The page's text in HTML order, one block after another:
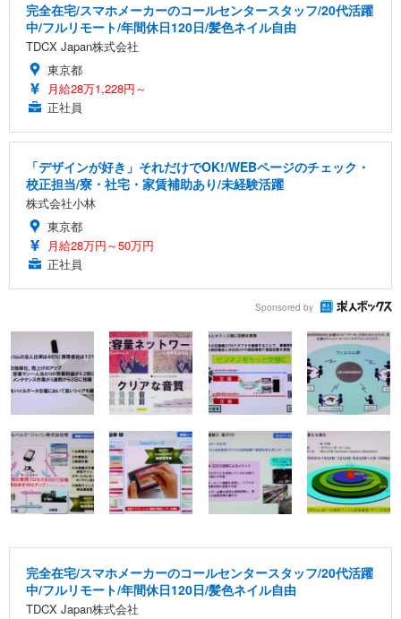
完全在宅/スマホメーカーのコールセンタースタッフ/20代活躍
中/フルリモート/年間休日120日/髪色ネイル自由
TDCX Japan株式会社
東京都
月給28万1,228円～
正社員
「デザインが好き」それだけでOK!/WEBページのチェック・
校正担当/寮・社宅・家賃補助あり/未経験活躍
株式会社小林
東京都
月給28万円～50万円
正社員
Sponsored by
完全在宅/スマホメーカーのコールセンタースタッフ/20代活躍
中/フルリモート/年間休日120日/髪色ネイル自由
TDCX Japan株式会社